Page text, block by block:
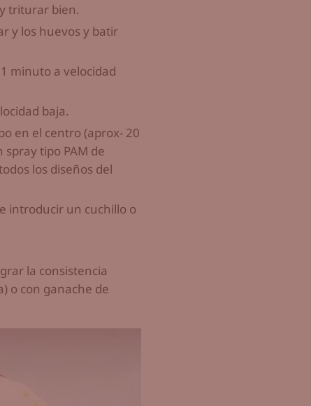
triturar bien.
y los huevos y batir
minuto a velocidad
baja.
en el centro (aprox- 20
tipo PAM de
los diseños del
introducir un cuchillo o
la consistencia
o con ganache de